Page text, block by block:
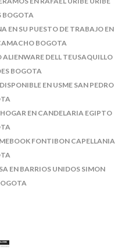
BOGOTA
EN SU PUESTO DE TRABAJO EN
BOGOTA
DELL TEUSAQUILLO
BOGOTA
EN USME SAN PEDRO
EN CANDELARIA EGIPTO
FONTIBON CAPELLANIA
EN BARRIOS UNIDOS SIMON